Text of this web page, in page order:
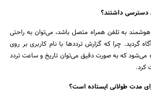
جستجو
دسترسی داشتند؟
به تلفن همراه متصل باشد، می‌توان به راحتی
گردید. چرا که گزارش ترددها با نام کاربری بر روی
می‌شود که به صورت دقیق می‌توان تاریخ و ساعت تردد
کرد.
مدت طولانی ایستاده است؟